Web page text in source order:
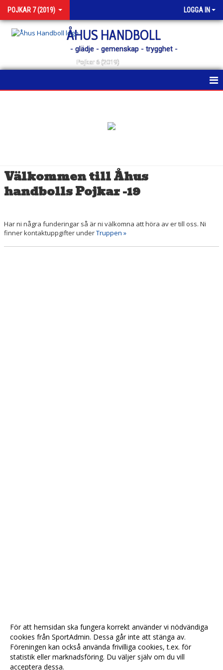
POJKAR 7 (2019) LOGGA IN
ÅHUS HANDBOLL
- glädje - gemenskap - trygghet -
Pojkar 6 (2019)
TRUPPEN
DOKUMENT
Välkommen till Åhus
handbolls Pojkar -19
Har ni några funderingar så är ni välkomna att höra av er till oss. Ni
finner kontaktuppgifter underTruppen »
För att hemsidan ska fungera korrekt använder vi nödvändiga
cookies från SportAdmin. Dessa går inte att stänga av.
Föreningen kan också använda frivilliga cookies, t.ex. för
statistik eller marknadsföring. Du väljer själv om du vill
acceptera dessa.